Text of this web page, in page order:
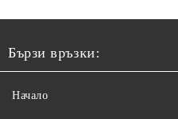
Бързи връзки:
Начало